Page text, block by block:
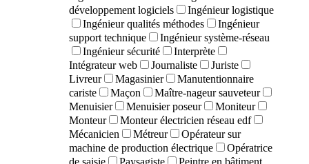
développement logiciels
Ingénieur logistique
Ingénieur qualités méthodes
Ingénieur
support technique
Ingénieur système-réseau
Ingénieur sécurité
Interprète
Intégrateur web
Journaliste
Juriste
Livreur
Magasinier
Manutentionnaire
cariste
Maçon
Maître-nageur sauveteur
Menuisier
Menuisier poseur
Moniteur
Monteur
Monteur électricien réseau edf
Mécanicien
Métreur
Opérateur sur
machine de production électrique
Opératrice
de saisie
Paysagiste
Peintre en bâtiment